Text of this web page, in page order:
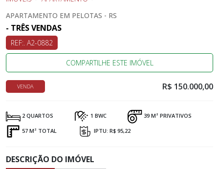
APARTAMENTO EM PELOTAS - RS
- TRÊS VENDAS
REF:. A2-0882
COMPARTILHE ESTE IMÓVEL
VENDA R$ 150.000,00
2 QUARTOS 1 BWC 39 M² PRIVATIVOS
57 M² TOTAL IPTU: R$ 95,22
DESCRIÇÃO DO IMÓVEL